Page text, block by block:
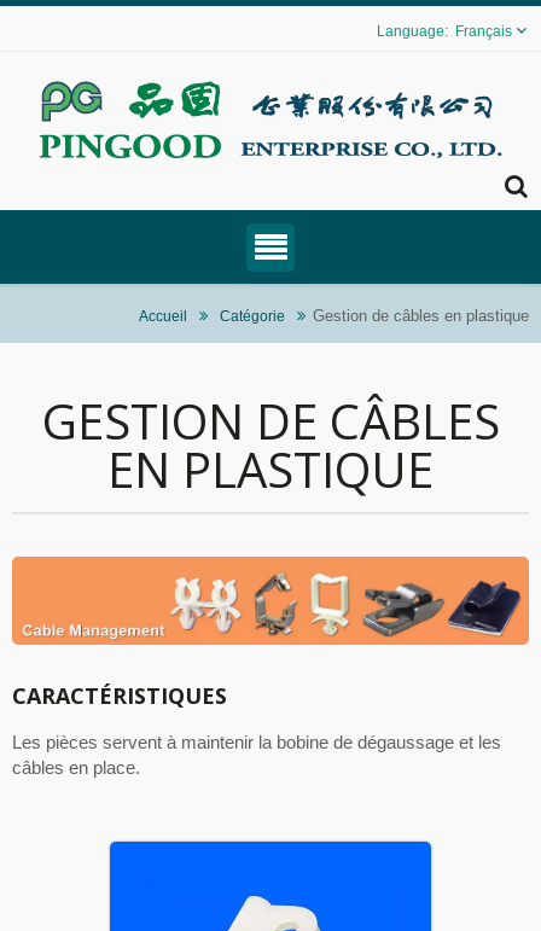
Français
Accueil Catégorie Gestion de câbles en plastique
GESTION DE CÂBLES
EN PLASTIQUE
CARACTÉRISTIQUES
Les pièces servent à maintenir la bobine de dégaussage et les
câbles en place.